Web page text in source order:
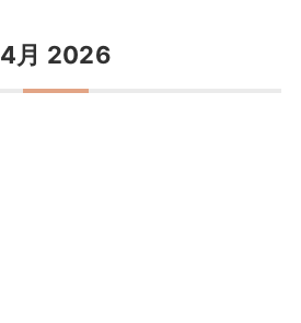
4月 2026